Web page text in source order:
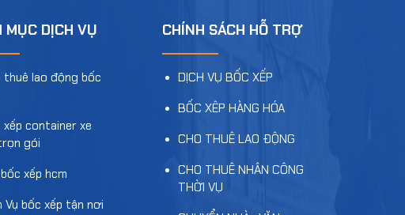
MỤC DỊCH VỤ
thuê lao động bốc
xếp container xe
gói
xếp hcm
Vụ bốc xếp tận nơi
CHÍNH SÁCH HỖ TRỢ
DỊCH VỤ BỐC XẾP
BỐC XÊP HÀNG HÓA
CHO THUÊ LAO ĐỘNG
CHO THUÊ NHÂN CÔNG
THỜI VỤ